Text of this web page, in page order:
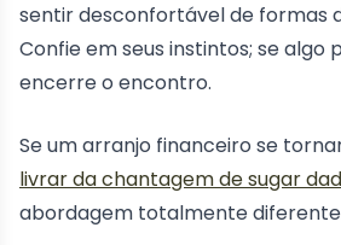
sentir desconfortável de formas
Confie em seus instintos; se algo
encerre o encontro.
Se um arranjo financeiro se
livrar da chantagem de sugar
abordagem totalmente